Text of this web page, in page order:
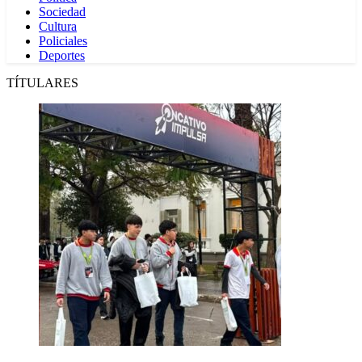
Sociedad
Cultura
Policiales
Deportes
TÍTULARES